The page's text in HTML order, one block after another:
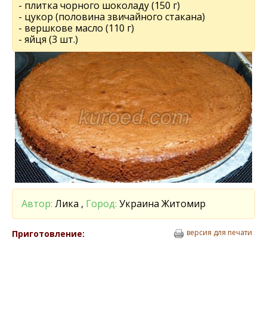
- плитка чорного шоколаду (150 г)
- цукор (половина звичайного стакана)
- вершкове масло (110 г)
- яйця (3 шт.)
Автор: Лика , Город: Украина Житомир
Приготовление: версия для печати